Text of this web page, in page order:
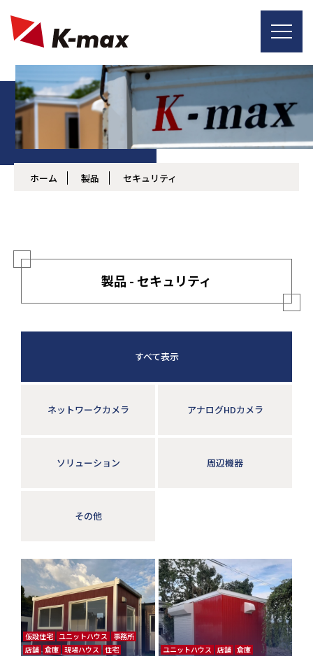
ホーム 製品 セキュリティ
製品 - セキュリティ
すべて表示
ネットワークカメラ アナログHDカメラ
ソリューション 周辺機器
その他
仮設住宅 ユニットハウス
事務所
店舗 倉庫 現場ハウス 住宅
ユニットハウス 店舗 倉庫